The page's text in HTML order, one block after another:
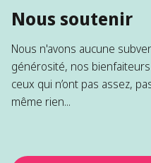
Nous soutenir
Nous n'avons aucune
générosité, nos
ceux qui n’ont pas assez,
même rien...